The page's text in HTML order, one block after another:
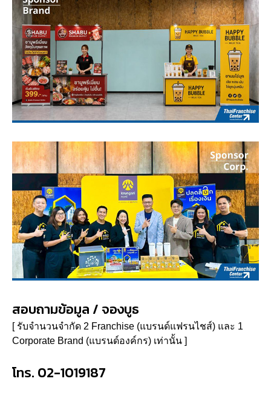
สอบถามข้อมูล / จองบูธ
[ รับจำนวนจำกัด 2 Franchise (แบรนด์แฟรนไชส์) และ 1
Corporate Brand (แบรนด์องค์กร) เท่านั้น ]
โทร. 02-1019187